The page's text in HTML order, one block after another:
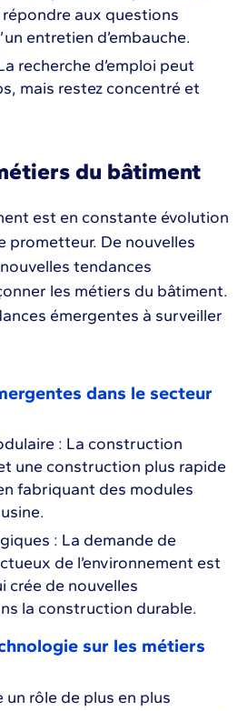
aux questions
entretien d’embauche.
recherche d’emploi peut
mais restez concentré et
du bâtiment
est en constante évolution
prometteur. De nouvelles
tendances
les métiers du bâtiment.
émergentes à surveiller
dans le secteur
: La construction
une construction plus rapide
fabriquant des modules
: La demande de
de l’environnement est
crée de nouvelles
la construction durable.
sur les métiers
rôle de plus en plus